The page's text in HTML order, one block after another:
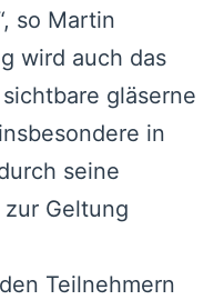
so Martin
wird auch das
gläserne
in
seine
Geltung
Teilnehmern